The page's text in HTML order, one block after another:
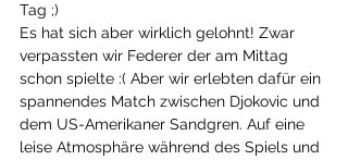
Tag ;)
Es hat sich aber wirklich gelohnt! Zwar
verpassten wir Federer der am Mittag
schon spielte :( Aber wir erlebten dafür ein
spannendes Match zwischen Djokovic und
dem US-Amerikaner Sandgren. Auf eine
leise Atmosphäre während des Spiels und